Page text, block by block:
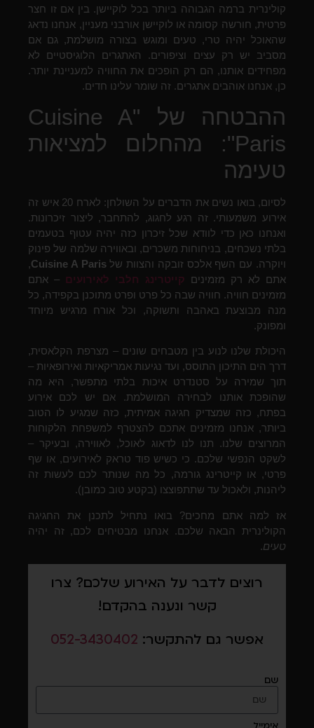
קולינרית ברמה הגבוהה ביותר בכל לוקיישן. בין אם זו חצר
פרטית, חורשה קסומה או לוקיישן אורבני מעניין, אנחנו נדאג
שהאוכל יהיה טרי, טעים ומוגש בצורה מושלמת, גם אם
מסביב יש רק עצים וציפורים. האתגרים הלוגיסטיים לא
מפחידים אותנו, הם רק הופכים את החוויה למעניינת יותר.
כן, אנחנו אוהבים אתגרים. זה שומר עלינו חדים.
ההבטחה של "Cuisine A
Paris": מהחלום למציאות
טעימה
לסיום, בואו נשים את הדברים על השולחן: לארח 20 איש זה
אירוע משמעותי. זה רגע לחגוג, להתחבר, ליצור זיכרונות.
ואנחנו כאן כדי לוודא שכל זיכרון כזה יהיה עטוף בטעמים
בלתי נשכחים, בניחוחות משכרים, ובאווירה שלמה של פינוק
ויוקרה. עם השף אלכס זובקה והצוות שלCuisine A Paris
,
אתם לא רק מזמינים קייטרינג חלבי לאירועים – אתם
מזמינים חוויה. חוויה שבה כל פרט ופרט מתוכנן בקפידה, כל
מנה מבוצעת באהבה ותשוקה, וכל אורח מרגיש מיוחד
ומפונק.
היכולת שלנו לנוע בין מטבחים שונים – מצרפת הקלאסית,
דרך הים התיכון התוסס, ועד נגיעות אמריקאיות ואירופאיות –
תוך שמירה על סטנדרט איכות בלתי מתפשר, היא מה
שהופכת אותנו לבחירה המושלמת. אם יש לכם אירוע
בפתח, כזה שמצדיק חגיגה אמיתית, כזה שמגיע לו הטוב
ביותר, אנחנו מזמינים אתכם להצטרף למשפחת הלקוחות
המרוצים שלנו. תנו לנו לדאוג לאוכל, לאווירה, ובעיקר –
לשקט הנפשי שלכם. כי כשיש פוד טראק לאירועים, או שף
פרטי, או קייטרינג גורמה, כל מה שנותר לכם לעשות זה
ליהנות, ולאכול עד שתתפוצצו (בקטע טוב כמובן).
אז למה אתם מחכים? בואו נתחיל לתכנן את החגיגה
הקולינרית הבאה שלכם. אנחנו מבטיחים לכם, זה יהיה
טעים.
רוצים לדבר על האירוע שלכם? צרו
קשר ונענה בהקדם!
אפשר גם להתקשר: 052-3430402
שם